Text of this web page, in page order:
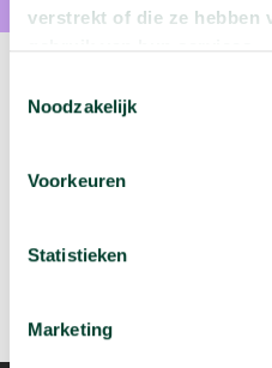
verstrekt of die ze hebben
Noodzakelijk
Voorkeuren
Statistieken
Marketing